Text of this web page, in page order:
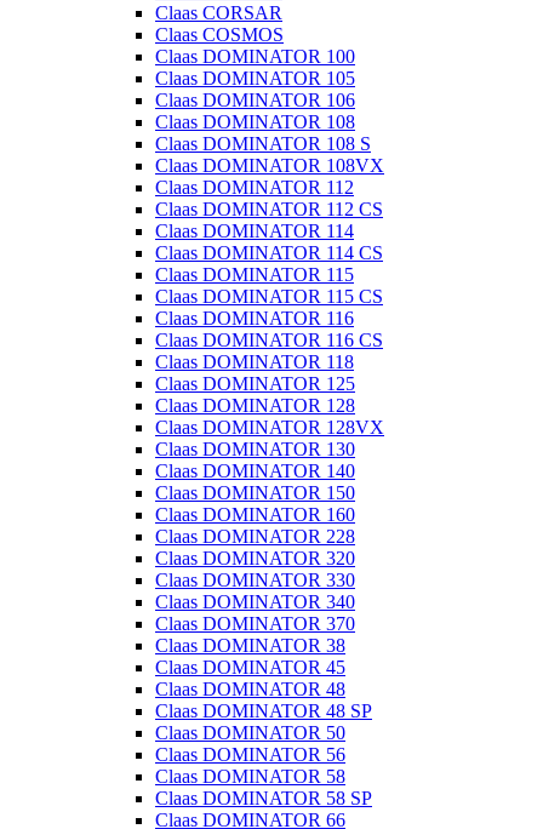
Claas CORSAR
Claas COSMOS
Claas DOMINATOR 100
Claas DOMINATOR 105
Claas DOMINATOR 106
Claas DOMINATOR 108
Claas DOMINATOR 108 S
Claas DOMINATOR 108VX
Claas DOMINATOR 112
Claas DOMINATOR 112 CS
Claas DOMINATOR 114
Claas DOMINATOR 114 CS
Claas DOMINATOR 115
Claas DOMINATOR 115 CS
Claas DOMINATOR 116
Claas DOMINATOR 116 CS
Claas DOMINATOR 118
Claas DOMINATOR 125
Claas DOMINATOR 128
Claas DOMINATOR 128VX
Claas DOMINATOR 130
Claas DOMINATOR 140
Claas DOMINATOR 150
Claas DOMINATOR 160
Claas DOMINATOR 228
Claas DOMINATOR 320
Claas DOMINATOR 330
Claas DOMINATOR 340
Claas DOMINATOR 370
Claas DOMINATOR 38
Claas DOMINATOR 45
Claas DOMINATOR 48
Claas DOMINATOR 48 SP
Claas DOMINATOR 50
Claas DOMINATOR 56
Claas DOMINATOR 58
Claas DOMINATOR 58 SP
Claas DOMINATOR 66